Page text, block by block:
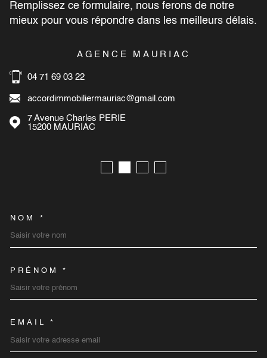
Remplissez ce formulaire, nous ferons de notre
mieux pour vous répondre dans les meilleurs délais.
AGENCE MAURIAC
04 71 69 03 22
accordimmobiliermauriac@gmail.com
7 Avenue Charles PERIE
15200
MAURIAC
NOM *
PRÉNOM *
EMAIL *